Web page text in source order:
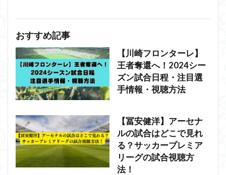
おすすめ記事
【川崎フロンターレ】
王者奪還へ！2024シー
ズン試合日程・注目選
手情報・視聴方法
【冨安健洋】アーセナ
ルの試合はどこで見れ
る？サッカープレミア
リーグの試合視聴方
法！